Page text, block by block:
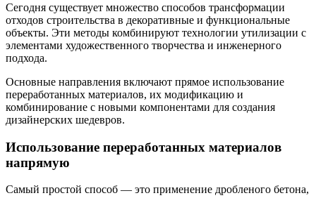
Сегодня существует множество способов трансформации
отходов строительства в декоративные и функциональные
объекты. Эти методы комбинируют технологии утилизации с
элементами художественного творчества и инженерного
подхода.
Основные направления включают прямое использование
переработанных материалов, их модификацию и
комбинирование с новыми компонентами для создания
дизайнерских шедевров.
Использование переработанных материалов
напрямую
Самый простой способ — это применение дробленого бетона,